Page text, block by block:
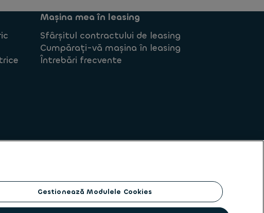
Mașina mea în leasing
Sfârșitul contractului de leasing
Cumpărați-vă mașina în leasing
Întrebări frecvente
Gestionează Modulele Cookies